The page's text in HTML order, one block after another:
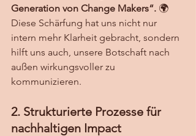
Generation von Change Makers“. 🌍
Diese Schärfung hat uns nicht nur
intern mehr Klarheit gebracht, sondern
hilft uns auch, unsere Botschaft nach
außen wirkungsvoller zu
kommunizieren.
2. Strukturierte Prozesse für
nachhaltigen Impact